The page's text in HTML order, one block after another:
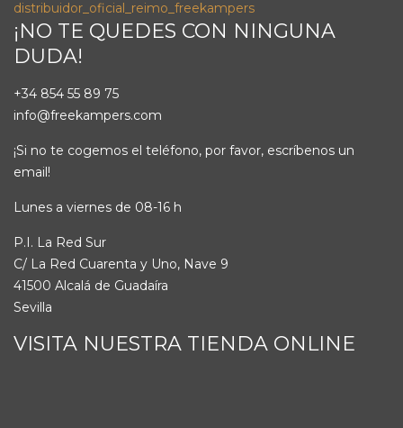
¡NO TE QUEDES CON NINGUNA
DUDA!
+34 854 55 89 75
info@freekampers.com
¡Si no te cogemos el teléfono, por favor, escríbenos un
email!
Lunes a viernes de 08-16 h
P.I. La Red Sur
C/ La Red Cuarenta y Uno, Nave 9
41500 Alcalá de Guadaíra
Sevilla
VISITA NUESTRA TIENDA ONLINE